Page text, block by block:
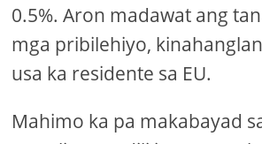
0.5%. Aron madawat ang
mga pribilehiyo,
usa ka residente sa EU.
Mahimo ka pa makabayad